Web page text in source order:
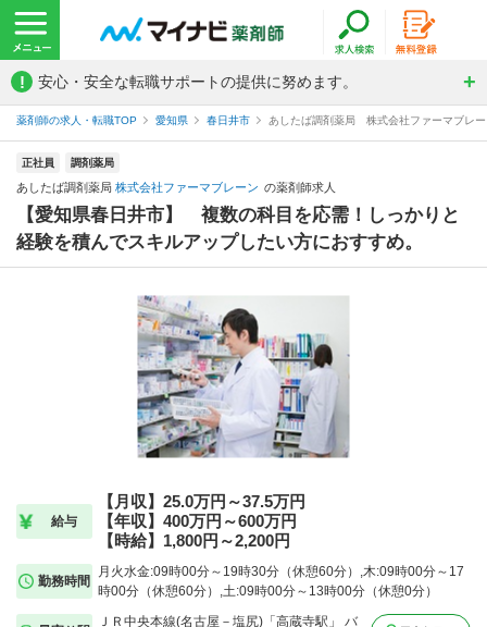
! 安心・安全な転職サポートの提供に努めます。
薬剤師の求人・転職TOP 愛知県 春日井市 あしたば調剤薬局 株式会社ファーマブレ
正社員 調剤薬局
あしたば調剤薬局 株式会社ファーマブレーン の薬剤師求人
【愛知県春日井市】 複数の科目を応需！しっかりと
経験を積んでスキルアップしたい方におすすめ。
給与
【月収】25.0万円～37.5万円
【年収】400万円～600万円
【時給】1,800円～2,200円
勤務時間
月火水金:09時00分～19時30分（休憩60分）,木:09時00分～17
時00分（休憩60分）,土:09時00分～13時00分（休憩0分）
ＪＲ中央本線(名古屋－塩尻)「高蔵寺駅」 バ